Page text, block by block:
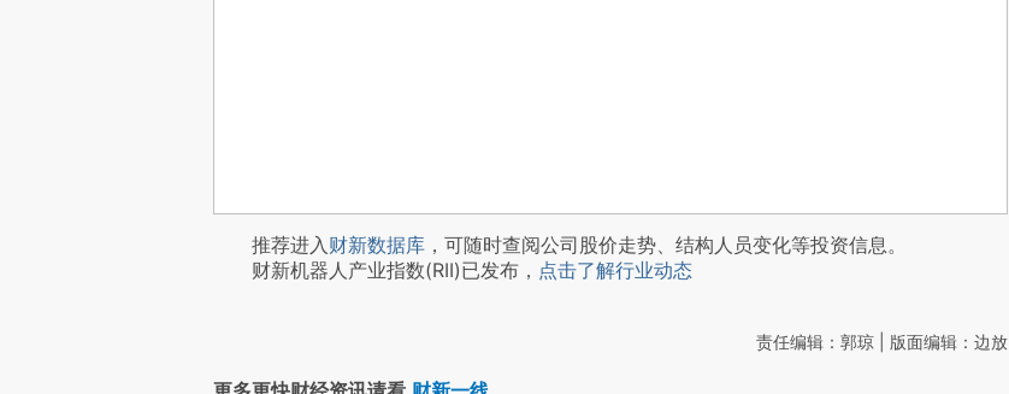
推荐进入财新数据库 ，可随时查阅公司股价走势、结构人员变化等投资信息。
财新机器人产业指数(RII)已发布， 点击了解行业动态
责任编辑：郭琼 | 版面编辑：边放